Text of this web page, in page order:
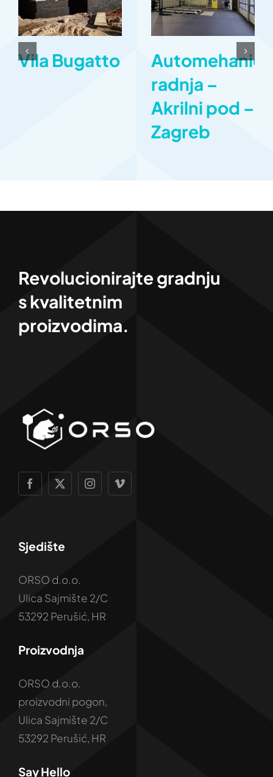
Vila Bugatto
radnja –
Akrilni pod –
Zagreb
Revolucionirajte gradnju
s kvalitetnim
proizvodima.
Sjedište
ORSO d.o.o.
Ulica Sajmište 2/C
53292 Perušić, HR
Proizvodnja
ORSO d.o.o.
proizvodni pogon,
Ulica Sajmište 2/C
53292 Perušić, HR
Say Hello